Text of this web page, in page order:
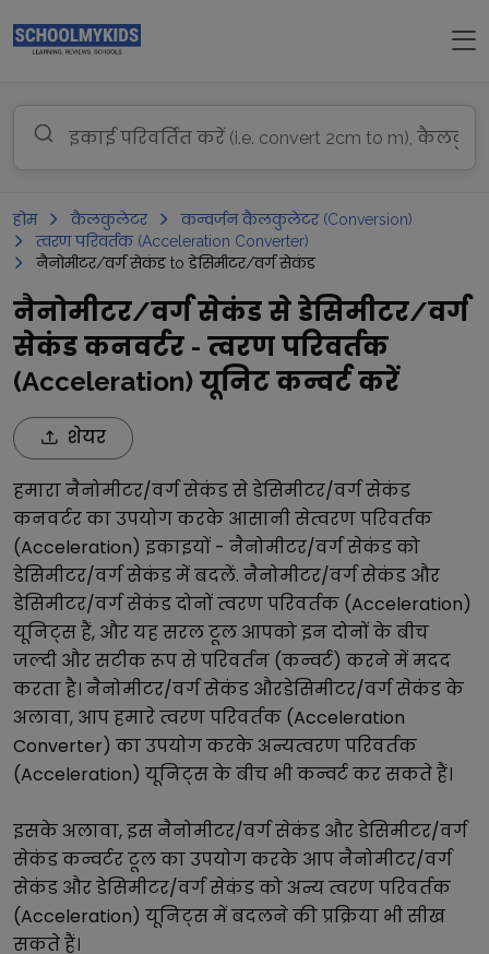
होम कैलकुलेटर
कन्वर्जन कैलकुलेटर (Conversion)
त्वरण परिवर्तक (Acceleration Converter)
नैनोमीटर/वर्ग सेकंड to डेसिमीटर/वर्ग सेकंड
नैनोमीटर/वर्ग सेकंड से डेसिमीटर/वर्ग
सेकंड कनवर्टर - त्वरण परिवर्तक
(Acceleration) यूनिट कन्वर्ट करें
शेयर
हमारानैनोमीटर/वर्ग सेकंडसेडेसिमीटर/वर्ग सेकंड
कनवर्टर का उपयोग करके आसानी सेत्वरण परिवर्तक
(Acceleration) इकाइयों - नैनोमीटर/वर्ग सेकंडको
डेसिमीटर/वर्ग सेकंडमें बदलें. नैनोमीटर/वर्ग सेकंड और
डेसिमीटर/वर्ग सेकंडदोनोंत्वरण परिवर्तक (Acceleration)
यूनिट्स हैं, और यह सरल टूल आपको इन दोनों के बीच
जल्दी और सटीक रूप से परिवर्तन (कन्वर्ट) करने में मदद
करता है। नैनोमीटर/वर्ग सेकंड औरडेसिमीटर/वर्ग सेकंडके
अलावा, आप हमारेत्वरण परिवर्तक (Acceleration
Converter) का उपयोग करके अन्यत्वरण परिवर्तक
(Acceleration) यूनिट्स के बीच भी कन्वर्ट कर सकते हैं।
इसके अलावा, इसनैनोमीटर/वर्ग सेकंड औरडेसिमीटर/वर्ग
सेकंडकन्वर्टर टूल का उपयोग करके आपनैनोमीटर/वर्ग
सेकंड औरडेसिमीटर/वर्ग सेकंडको अन्यत्वरण परिवर्तक
(Acceleration) यूनिट्स में बदलने की प्रक्रिया भी सीख
सकते हैं।